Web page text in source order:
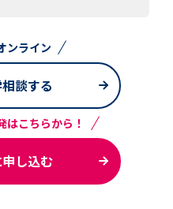
ンライン
談する
はこちらから！
し込む